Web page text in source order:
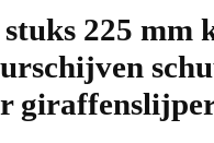
225 mm